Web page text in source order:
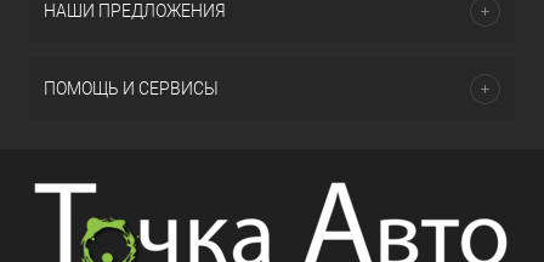
НАШИ ПРЕДЛОЖЕНИЯ
ПОМОЩЬ И СЕРВИСЫ